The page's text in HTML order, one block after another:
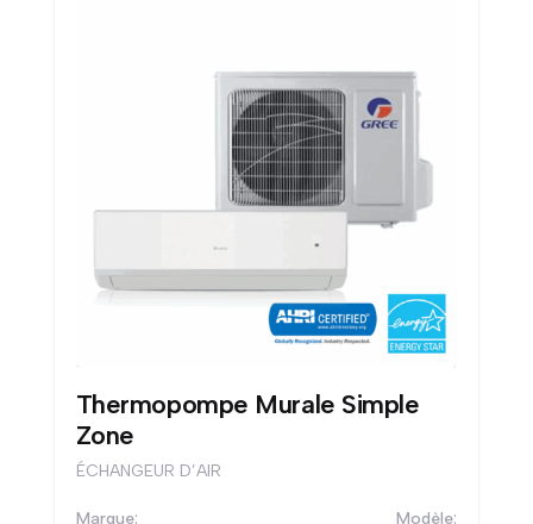
Thermopompe Murale Simple
Zone
ÉCHANGEUR D’AIR